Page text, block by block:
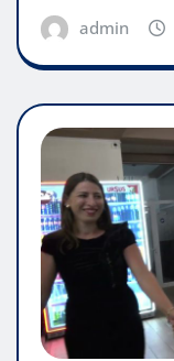
admin